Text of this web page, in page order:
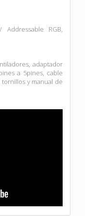
RGB,
adaptador
a 5pines, cable
tornillos y manual de